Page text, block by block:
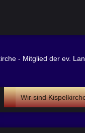
Wir sind